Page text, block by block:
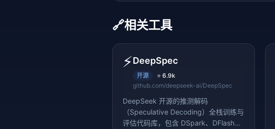
🔗相关工具
⚡DeepSpec
开源 ⭐ 6.9k
github.com/deepseek-ai/DeepSpec
DeepSeek 开源的推测解码
（Speculative Decoding）全栈训练与
评估代码库，包含 DSpark、DFlash、